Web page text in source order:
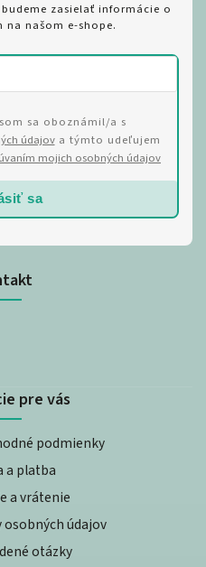
pre vás
podmienky
a platba
a vrátenie
údajov
otázky
zasielať informácie o
našom e-shope.
sa oboznámil/a s
údajova týmto udeľujem
mojich osobných údajov
sa